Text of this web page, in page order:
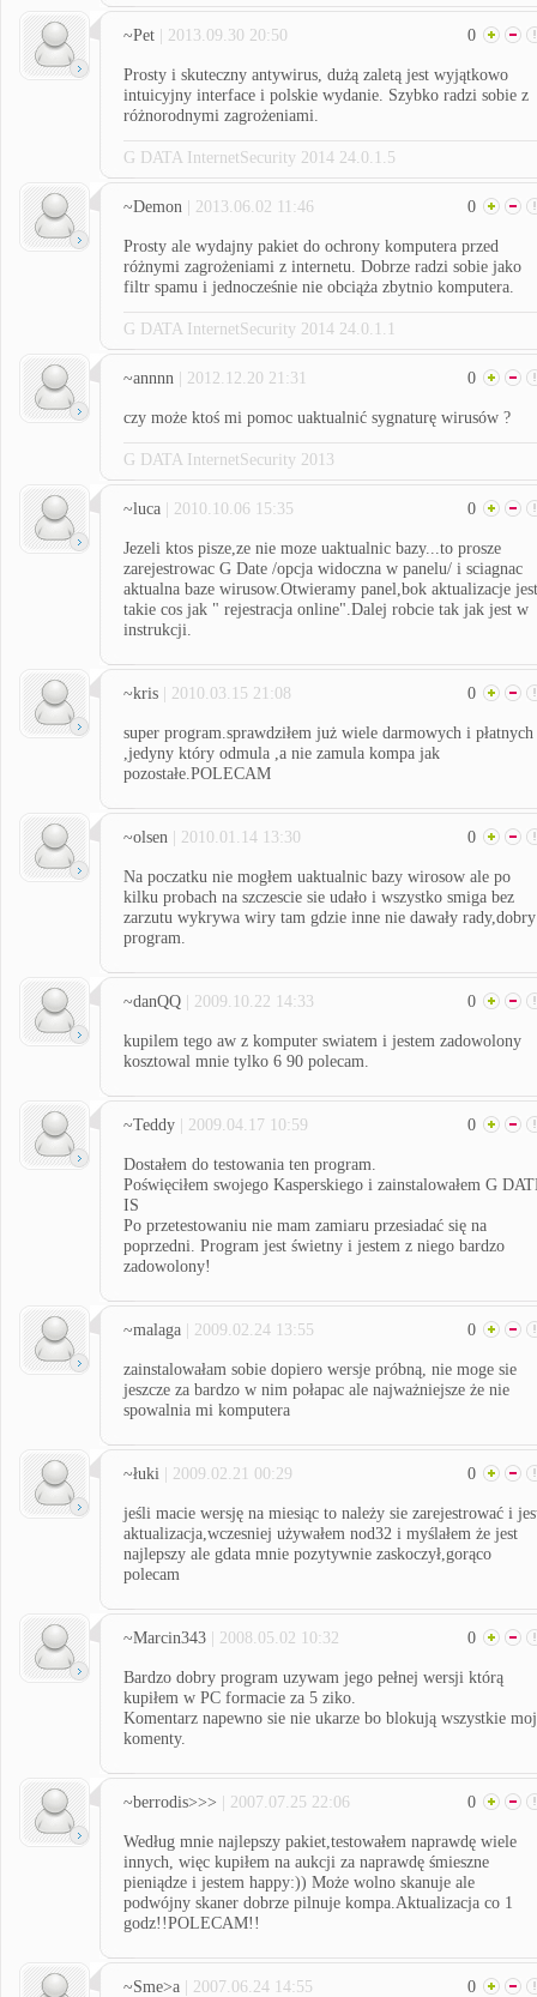
~Pet | 2013.09.30 20:50 0
Prosty i skuteczny antywirus, dużą zaletą jest wyjątkowo
intuicyjny interface i polskie wydanie. Szybko radzi sobie z
różnorodnymi zagrożeniami.
G DATA InternetSecurity 2014 24.0.1.5
~Demon | 2013.06.02 11:46 0
Prosty ale wydajny pakiet do ochrony komputera przed
różnymi zagrożeniami z internetu. Dobrze radzi sobie jako
filtr spamu i jednocześnie nie obciąża zbytnio komputera.
G DATA InternetSecurity 2014 24.0.1.1
~annnn | 2012.12.20 21:31 0
czy może ktoś mi pomoc uaktualnić sygnaturę wirusów ?
G DATA InternetSecurity 2013
~luca | 2010.10.06 15:35 0
Jezeli ktos pisze,ze nie moze uaktualnic bazy...to prosze
zarejestrowac G Date /opcja widoczna w panelu/ i sciagnac
aktualna baze wirusow.Otwieramy panel,bok aktualizacje jest
takie cos jak " rejestracja online".Dalej robcie tak jak jest w
instrukcji.
~kris | 2010.03.15 21:08 0
super program.sprawdziłem już wiele darmowych i płatnych
,jedyny który odmula ,a nie zamula kompa jak
pozostałe.POLECAM
~olsen | 2010.01.14 13:30 0
Na poczatku nie mogłem uaktualnic bazy wirosow ale po
kilku probach na szczescie sie udało i wszystko smiga bez
zarzutu wykrywa wiry tam gdzie inne nie dawały rady,dobry
program.
~danQQ | 2009.10.22 14:33 0
kupilem tego aw z komputer swiatem i jestem zadowolony
kosztowal mnie tylko 6 90 polecam.
~Teddy | 2009.04.17 10:59 0
Dostałem do testowania ten program.
Poświęciłem swojego Kasperskiego i zainstalowałem G
IS
Po przetestowaniu nie mam zamiaru przesiadać się na
poprzedni. Program jest świetny i jestem z niego bardzo
zadowolony!
~malaga | 2009.02.24 13:55 0
zainstalowałam sobie dopiero wersje próbną, nie moge sie
jeszcze za bardzo w nim połapac ale najważniejsze że nie
spowalnia mi komputera
~łuki | 2009.02.21 00:29 0
jeśli macie wersję na miesiąc to należy sie zarejestrować i
aktualizacja,wczesniej używałem nod32 i myślałem że jest
najlepszy ale gdata mnie pozytywnie zaskoczył,gorąco
polecam
~Marcin343 | 2008.05.02 10:32 0
Bardzo dobry program uzywam jego pełnej wersji którą
kupiłem w PC formacie za 5 ziko.
Komentarz napewno sie nie ukarze bo blokują wszystkie
komenty.
~berrodis>>> | 2007.07.25 22:06 0
Według mnie najlepszy pakiet,testowałem naprawdę wiele
innych, więc kupiłem na aukcji za naprawdę śmieszne
pieniądze i jestem happy:)) Może wolno skanuje ale
podwójny skaner dobrze pilnuje kompa.Aktualizacja co 1
godz!!POLECAM!!
~Sme>a | 2007.06.24 14:55 0